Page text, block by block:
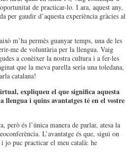
de practicar-lo. I ara, aquest any,
per gaudir d’aquesta experiència gràcies al
m’ha permès guanyar temps, una de les
me de voluntària per la llengua. Vaig
a conèixer la nostra cultura i a fer-les
que la meva parella seria una toledana,
catalana!
expliqueu el que significa aquesta
i quins avantatges té en el vostre
però és l’única manera de parlar, atesa la
L’avantatge és que, sigui on
jo puc practicar el meu català: he